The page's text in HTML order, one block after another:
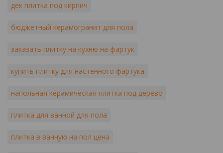
дек плитка под кирпич
бюджетный керамогранит для пола
заказать плитку на кухню на фартук
купить плитку для настенного фартука
напольная керамическая плитка под дерево
плитка для ванной для пола
плитка в ванную на пол цена